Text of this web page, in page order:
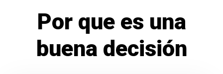
Por que es una
buena decisión